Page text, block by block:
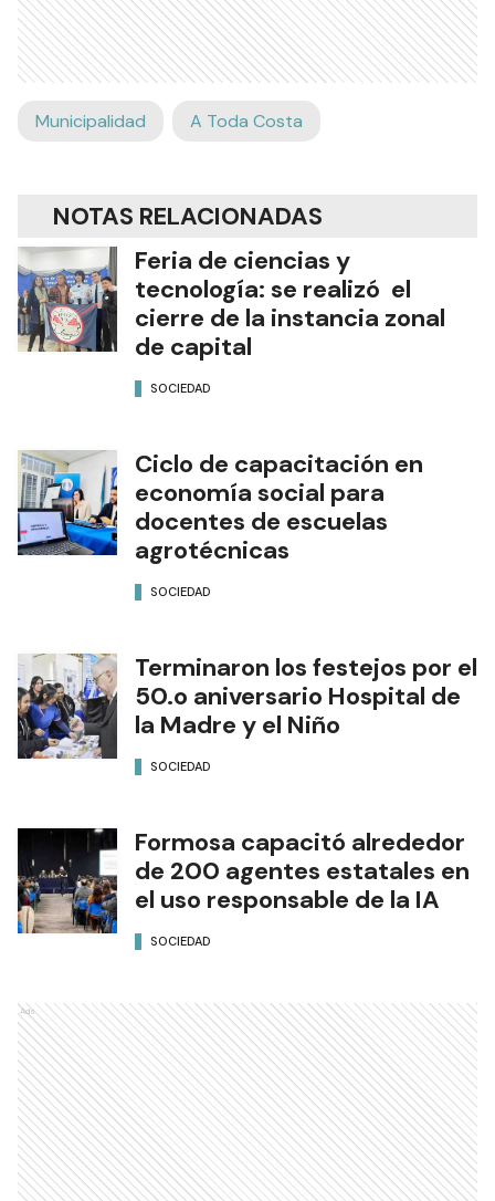
Municipalidad A Toda Costa
NOTAS RELACIONADAS
Feria de ciencias y
tecnología: se realizó el
cierre de la instancia zonal
de capital
SOCIEDAD
Ciclo de capacitación en
economía social para
docentes de escuelas
agrotécnicas
SOCIEDAD
Terminaron los festejos por el
50.o aniversario Hospital de
la Madre y el Niño
SOCIEDAD
Formosa capacitó alrededor
de 200 agentes estatales en
el uso responsable de la IA
SOCIEDAD
Ads